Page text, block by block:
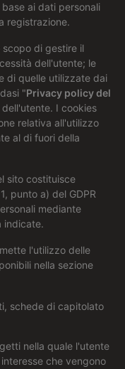
ai dati personali
registrazione.
di gestire il
dell'utente; le
di quelle utilizzate dai
"Privacy policy del
I cookies
relativa all'utilizzo
al di fuori della
sito costituisce
punto a) del GDPR
mediante
indicate.
l'utilizzo delle
nella sezione
schede di capitolato
nella quale l'utente
che vengono